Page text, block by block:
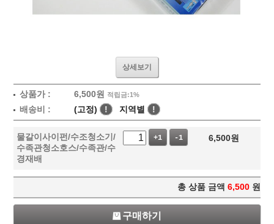
상세보기
상품가 : 6,500원 적립금:1%
배송비 : (고정) ! 지역별 !
물갈이사이펀/수조청소기/
수족관청소호스/수족관/수
경재배
+1 -1 6,500원
총 상품 금액 6,500 원
구매하기